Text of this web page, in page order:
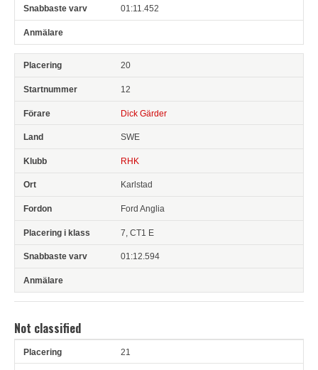
01:11.452
20
12
Dick Gärder
SWE
RHK
Karlstad
Ford Anglia
7, CT1 E
01:12.594
Not classified
Pl Snr Land
21